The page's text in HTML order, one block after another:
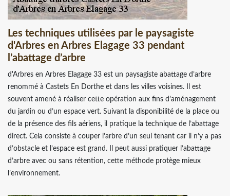
Les techniques utilisées par le paysagiste
d'Arbres en Arbres Elagage 33 pendant
l’abattage d’arbre
d'Arbres en Arbres Elagage 33 est un paysagiste abattage d’arbre
renommé à Castets En Dorthe et dans les villes voisines. Il est
souvent amené à réaliser cette opération aux fins d’aménagement
du jardin ou d’un espace vert. Suivant la disponibilité de la place ou
de la présence des fils aériens, il pratique la technique de l’abattage
direct. Cela consiste à couper l’arbre d’un seul tenant car il n’y a pas
d’obstacle et l’espace est grand. Il peut aussi pratiquer l’abattage
d’arbre avec ou sans rétention, cette méthode protège mieux
l’environnement.